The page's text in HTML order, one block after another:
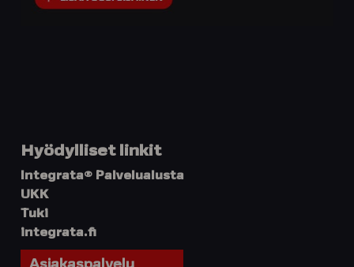
Hyödylliset linkit
Integrata® Palvelualusta
UKK
Tuki
integrata.fi